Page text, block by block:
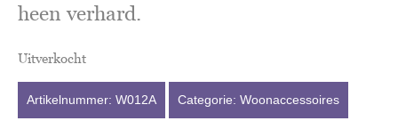
heen verhard.
Uitverkocht
Artikelnummer: W012A Categorie: Woonaccessoires